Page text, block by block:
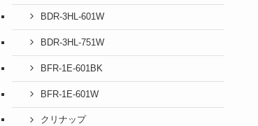
BDR-3HL-601W
BDR-3HL-751W
BFR-1E-601BK
BFR-1E-601W
クリナップ